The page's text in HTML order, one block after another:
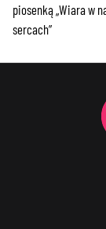
piosenką „Wiara w
sercach”